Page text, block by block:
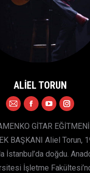
ALİEL TORUN
GİTAR
BAŞKANI Aliel Torun,
İstanbul’da doğdu.
İşletme
E-
mail
Facebook
YouTube